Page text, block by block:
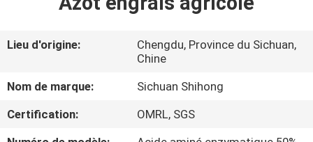
VIDÉOS
AU
SUJET
DE
Lieu d'origine:
Chengdu, Province du Sichuan,
Chine
Nom de marque:
Sichuan Shihong
Certification:
OMRL, SGS